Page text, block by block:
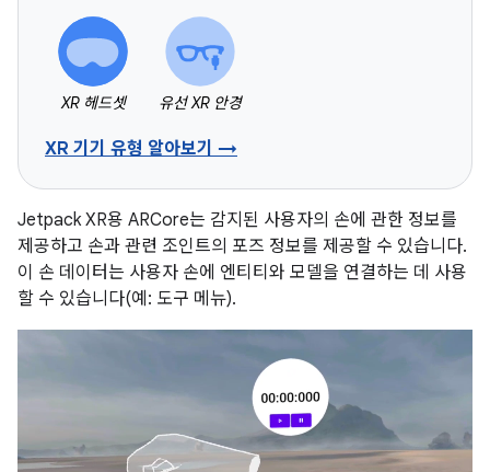
XR 헤드셋 유선 XR 안경
XR 기기 유형 알아보기 →
Jetpack XR용 ARCore는 감지된 사용자의 손에 관한 정보를
제공하고 손과 관련 조인트의 포즈 정보를 제공할 수 있습니다.
이 손 데이터는 사용자 손에 엔티티와 모델을 연결하는 데 사용
할 수 있습니다(예: 도구 메뉴).